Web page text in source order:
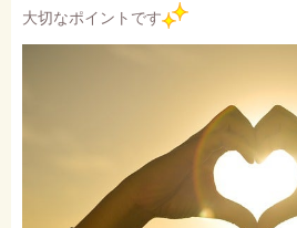
大切なポイントです